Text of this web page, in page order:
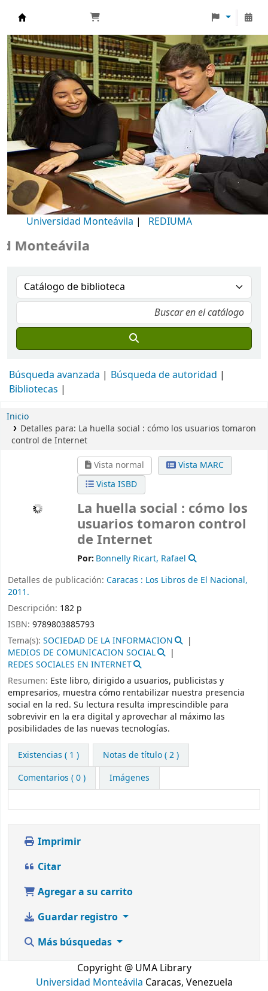
Biblioteca Universidad Monteávila
Universidad Monteávila | REDIUMA
Búsqueda avanzada
Búsqueda de autoridad
Bibliotecas
Inicio
Detalles para: La huella social : cómo los usuarios tomaron
control de Internet
Vista normal
Vista MARC
Vista ISBD
La huella social : cómo los
usuarios tomaron control
de Internet
Por: Bonnelly Ricart, Rafael
Detalles de publicación: Caracas : Los Libros de El Nacional,
2011.
Descripción: 182 p
ISBN: 9789803885793
Tema(s): SOCIEDAD DE LA INFORMACION
MEDIOS DE COMUNICACION SOCIAL
REDES SOCIALES EN INTERNET
Resumen: Este libro, dirigido a usuarios, publicistas y
empresarios, muestra cómo rentabilizar nuestra presencia
social en la red. Su lectura resulta imprescindible para
sobrevivir en la era digital y aprovechar al máximo las
posibilidades de las nuevas tecnologías.
Existencias ( 1 )
Notas de título ( 2 )
Comentarios ( 0 )
Imágenes
Imprimir
Citar
Agregar a su carrito
Guardar registro
Más búsquedas
Copyright @ UMA Library
Universidad Monteávila Caracas, Venezuela